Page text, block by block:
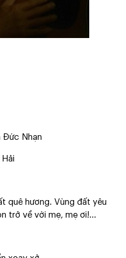
Đức Nhạn
quê hương. Vùng đất yêu
trở về với mẹ, mẹ ơi!...